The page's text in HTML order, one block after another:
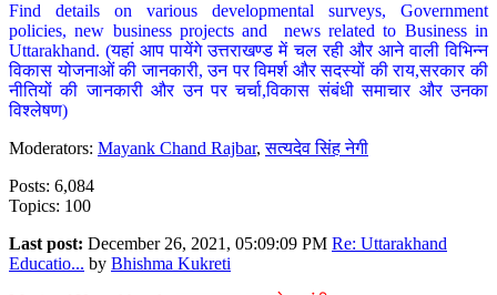
Find details on various developmental surveys, Government
policies, new business projects and news related to Business in
Uttarakhand. (यहां आप पायेंगे उत्तराखण्ड में चल रही और आने वाली विभिन्न
विकास योजनाओं की जानकारी, उन पर विमर्श और सदस्यों की राय,सरकार की
नीतियों की जानकारी और उन पर चर्चा,विकास संबंधी समाचार और उनका
विश्लेषण)
Moderators: Mayank Chand Rajbar,सत्यदेव सिंह नेगी
Posts: 6,084
Topics: 100
Last post: December 26, 2021, 05:09:09 PM Re: Uttarakhand
Educatio... by Bhishma Kukreti